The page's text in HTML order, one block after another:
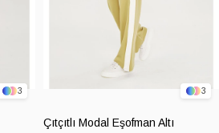
3 3
Çıtçıtlı Modal Eşofman Altı